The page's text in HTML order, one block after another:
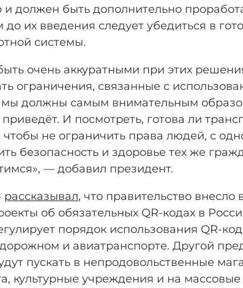
и должен быть дополнительно
до их введения следует убедиться в
системы.
очень аккуратными при этих
ограничения, связанные с
мы должны самым внимательным
И посмотреть, готова ли
чтобы не ограничить права людей, с
безопасность и здоровье тех же
— добавил президент.
рассказывал, что правительство внесло
об обязательных QR-кодах в
порядок использования QR-
и авиатранспорте. Другой
пускать в непродовольственные
культурные учреждения и на